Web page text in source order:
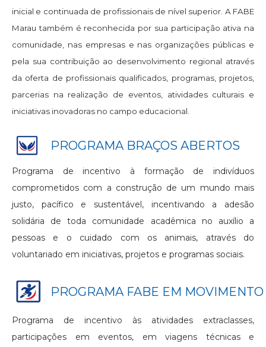
inicial e continuada de profissionais de nível superior. A FABE
Marau também é reconhecida por sua participação ativa na
comunidade, nas empresas e nas organizações públicas e
pela sua contribuição ao desenvolvimento regional através
da oferta de profissionais qualificados, programas, projetos,
parcerias na realização de eventos, atividades culturais e
iniciativas inovadoras no campo educacional.
PROGRAMA BRAÇOS ABERTOS
Programa de incentivo à formação de indivíduos
comprometidos com a construção de um mundo mais
justo, pacífico e sustentável, incentivando a adesão
solidária de toda comunidade acadêmica no auxílio a
pessoas e o cuidado com os animais, através do
voluntariado em iniciativas, projetos e programas sociais.
PROGRAMA FABE EM MOVIMENTO
Programa de incentivo às atividades extraclasses,
participações em eventos, em viagens técnicas e